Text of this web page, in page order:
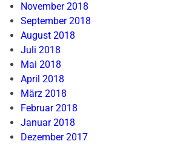
November 2018
September 2018
August 2018
Juli 2018
Mai 2018
April 2018
März 2018
Februar 2018
Januar 2018
Dezember 2017